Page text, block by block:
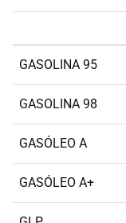
GASOLINA 95
GASOLINA 98
GASÓLEO A
GASÓLEO A+